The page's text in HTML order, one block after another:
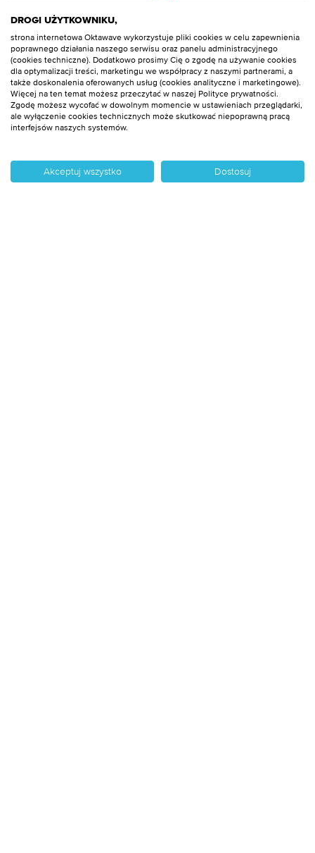
AUTOMATYZACJA
Upraszczamy automatyzację
zarządzania infrastrukturą w
postaci kodu (IaC) dzięki
wsparciu dla Terraform.
DROGI UŻYTKOWNIKU,
strona internetowa Oktawave wykorzystuje pliki cookies w celu zapewnienia
poprawnego działania naszego serwisu oraz panelu administracyjnego
(cookies techniczne). Dodatkowo prosimy Cię o zgodę na używanie cookies
dla optymalizacji treści, marketingu we współpracy z naszymi partnerami, a
także doskonalenia oferowanych usług (cookies analityczne i marketingowe).
Więcej na ten temat możesz przeczytać w naszej Polityce prywatności.
Zgodę możesz wycofać w dowolnym momencie w ustawieniach przeglądarki,
ale wyłączenie cookies technicznych może skutkować niepoprawną pracą
interfejsów naszych systemów.
Akceptuj wszystko Dostosuj